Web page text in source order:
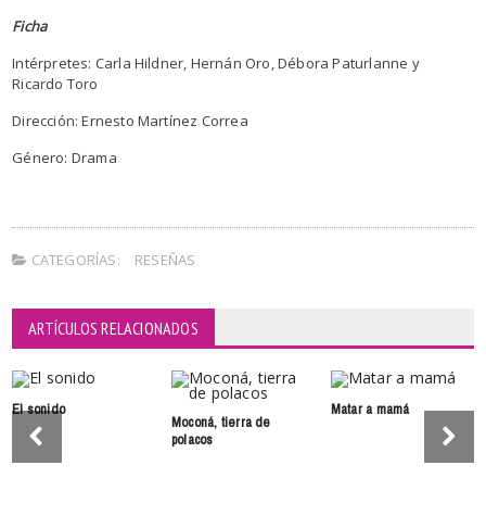
Ficha
Intérpretes: Carla Hildner, Hernán Oro, Débora Paturlanne y
Ricardo Toro
Dirección: Ernesto Martínez Correa
Género: Drama
CATEGORÍAS: RESEÑAS
ARTÍCULOS RELACIONADOS
El sonido
Moconá, tierra de
polacos
Matar a mamá